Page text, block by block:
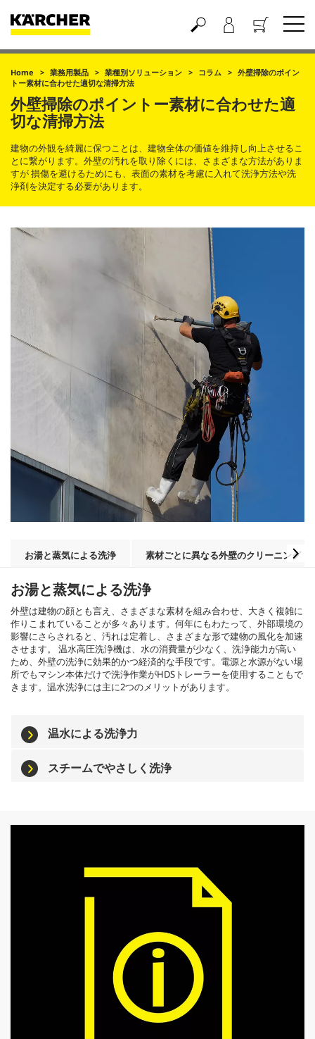
買い物かご
Home 業務用製品 業種別ソリューション コラム
外壁掃除のポイン
トー素材に合わせた適切な清掃方法
外壁掃除のポイントー素材に合わせた適
切な清掃方法
建物の外観を綺麗に保つことは、建物全体の価値を維持し向上させるこ
とに繋がります。外壁の汚れを取り除くには、さまざまな方法がありま
すが 損傷を避けるためにも、表面の素材を考慮に入れて洗浄方法や洗
浄剤を決定する必要があります。
お湯と蒸気による洗浄 素材ごとに異なる外壁のクリーニング
お湯と蒸気による洗浄
外壁は建物の顔とも言え、さまざまな素材を組み合わせ、大きく複雑に
作りこまれていることが多々あります。何年にもわたって、外部環境の
影響にさらされると、汚れは定着し、さまざまな形で建物の風化を加速
させます。 温水高圧洗浄機は、水の消費量が少なく、洗浄能力が高い
ため、外壁の洗浄に効果的かつ経済的な手段です。電源と水源がない場
所でもマシン本体だけで洗浄作業がHDSトレーラーを使用することもで
きます。温水洗浄には主に2つのメリットがあります。
温水による洗浄力
スチームでやさしく洗浄